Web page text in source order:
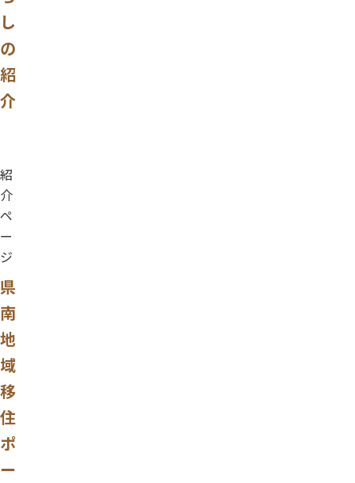
し
の
紹
介
紹
介
ペ
ー
ジ
県
南
地
域
移
住
ポ
ー